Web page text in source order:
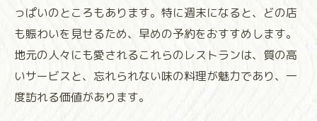
っぱいのところもあります。特に週末になると、どの店
も賑わいを見せるため、早めの予約をおすすめします。
地元の人々にも愛されるこれらのレストランは、質の高
いサービスと、忘れられない味の料理が魅力であり、一
度訪れる価値があります。